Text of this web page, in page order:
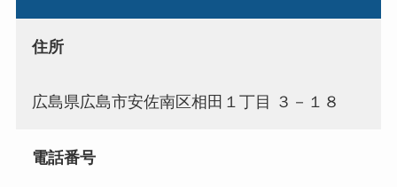
住所
広島県広島市安佐南区相田１丁目 ３－１８
電話番号